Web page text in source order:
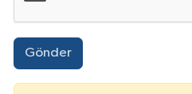
Gönder